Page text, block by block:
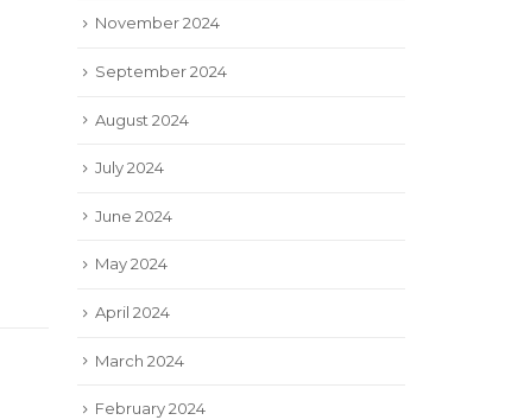
November 2024
September 2024
August 2024
July 2024
June 2024
May 2024
April 2024
March 2024
February 2024